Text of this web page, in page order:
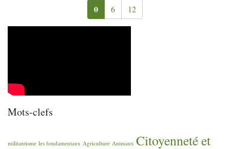
0 6 12
Mots-clefs
militantisme les fondamentaux Agriculture Animaux Citoyenneté et